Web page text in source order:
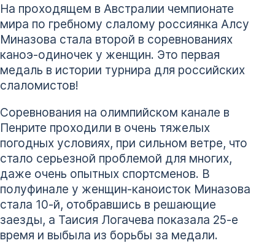
На проходящем в Австралии чемпионате
мира по гребному слалому россиянка Алсу
Миназова стала второй в соревнованиях
каноэ-одиночек у женщин. Это первая
медаль в истории турнира для российских
слаломистов!
Соревнования на олимпийском канале в
Пенрите проходили в очень тяжелых
погодных условиях, при сильном ветре, что
стало серьезной проблемой для многих,
даже очень опытных спортсменов. В
полуфинале у женщин-каноисток Миназова
стала 10-й, отобравшись в решающие
заезды, а Таисия Логачева показала 25-е
время и выбыла из борьбы за медали.